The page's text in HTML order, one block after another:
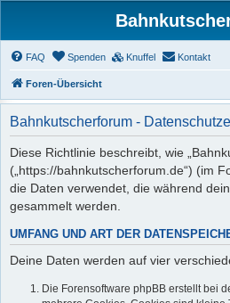
FAQ Spenden Knuffel Kontakt
Foren-Übersicht
Bahnkutscherforum -
Diese Richtlinie beschreibt, wie
(„https://bahnkutscherforum.de“) (im
die Daten verwendet, die während
gesammelt werden.
UMFANG UND ART DER
Deine Daten werden auf vier
Die Forensoftware phpBB erstellt bei